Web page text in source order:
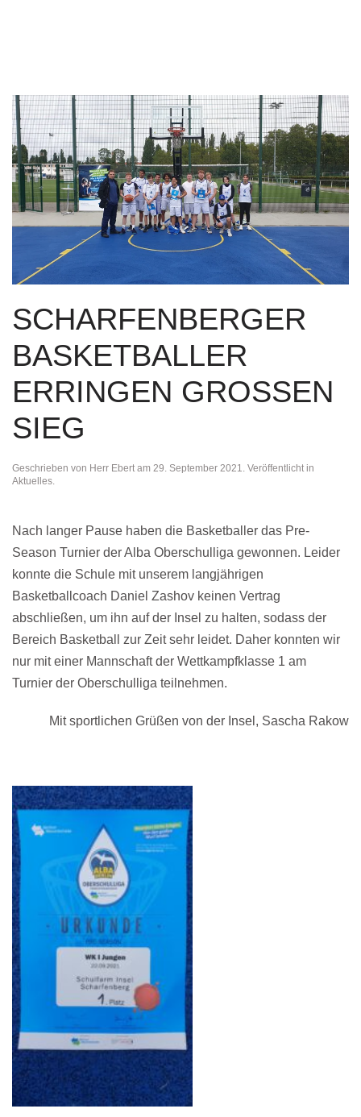
SCHARFENBERGER
BASKETBALLER
ERRINGEN GROSSEN S
IEG
Geschrieben von Herr Ebertam 29. September 2021. Veröffentlicht in
Aktuelles.
Nach langer Pause haben die Basketballer das Pre-
Season Turnier der Alba Oberschulliga gewonnen. Leider
konnte die Schule mit unserem langjährigen
Basketballcoach Daniel Zashov keinen Vertrag
abschließen, um ihn auf der Insel zu halten, sodass der
Bereich Basketball zur Zeit sehr leidet. Daher konnten wir
nur mit einer Mannschaft der Wettkampfklasse 1 am
Turnier der Oberschulliga teilnehmen.
Mit sportlichen Grüßen von der Insel, Sascha Rakow